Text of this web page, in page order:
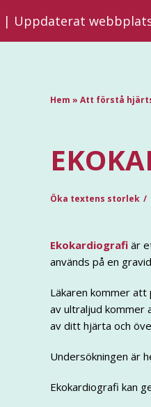
Uppdaterat
Hem » Att förstå
Öka textens storlek
Ekokardiografi är
används på en
Läkaren kommer
av ultraljud kommer
av ditt hjärta och
Undersökningen är
Ekokardiografi kan